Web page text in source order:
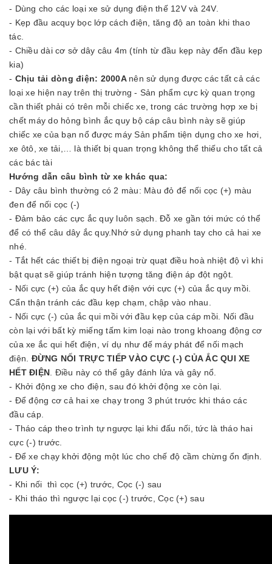
- Dùng cho các loại xe sử dụng điện thế 12V và 24V.
- Kẹp đầu acquy bọc lớp cách điện, tăng độ an toàn khi thao
tác.
- Chiều dài cơ sở dây câu 4m (tính từ đầu kẹp này đến đầu kẹp
kia)
- Chịu tải dòng điện: 2000A nên sử dụng được các tất cả các
loại xe hiện nay trên thị trường - Sản phẩm cực kỳ quan trọng
cần thiết phải có trên mỗi chiếc xe, trong các trường hợp xe bị
chết máy do hỏng bình ắc quy bộ cáp câu bình này sẽ giúp
chiếc xe của bạn nổ được máy Sản phẩm tiện dụng cho xe hơi,
xe ôtô, xe tải,… là thiết bị quan trọng không thể thiếu cho tất cả
các bác tài
Hướng dẫn câu bình từ xe khác qua:
- Dây câu bình thường có 2 màu: Màu đỏ để nối cọc (+) màu
đen để nối cọc (-)
- Đảm bảo các cực ắc quy luôn sạch. Đỗ xe gần tới mức có thể
để có thể câu dây ắc quy.Nhớ sử dụng phanh tay cho cả hai xe
nhé.
- Tắt hết các thiết bị điện ngoại trừ quạt điều hoà nhiệt độ vì khi
bật quạt sẽ giúp tránh hiện tượng tăng điện áp đột ngột.
- Nối cực (+) của ắc quy hết điện với cực (+) của ắc quy mồi.
Cẩn thận tránh các đầu kẹp chạm, chập vào nhau.
- Nối cực (-) của ắc qui mồi với đầu kẹp của cáp mồi. Nối đầu
còn lại với bất kỳ miếng tấm kim loại nào trong khoang động cơ
của xe ắc qui hết điện, ví dụ như đế máy phát để nối mạch
điện. ĐỪNG NỐI TRỰC TIẾP VÀO CỰC (-) CỦA ẮC QUI XE
HẾT ĐIỆN . Điều này có thể gây đánh lửa và gây nổ.
- Khởi động xe cho điện, sau đó khởi động xe còn lại.
- Để động cơ cả hai xe chạy trong 3 phút trước khi tháo các
đầu cáp.
- Tháo cáp theo trình tự ngược lại khi đấu nối, tức là tháo hai
cực (-) trước.
- Để xe chạy khởi động một lúc cho chế độ cầm chừng ổn định.
LƯU Ý:
- Khi nối thì cọc (+) trước, Cọc (-) sau
- Khi tháo thì ngược lại cọc (-) trước, Cọc (+) sau